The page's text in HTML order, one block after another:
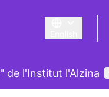
Triar la llengua
de l'Institut l'Alzina